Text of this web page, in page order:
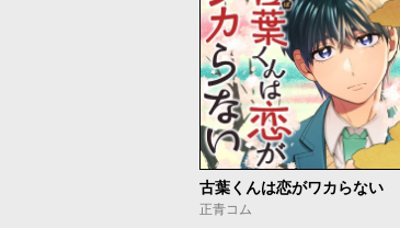
古葉くんは恋がワカらない
正青コム